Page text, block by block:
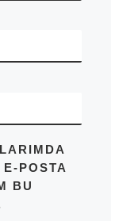
POSTA
BU